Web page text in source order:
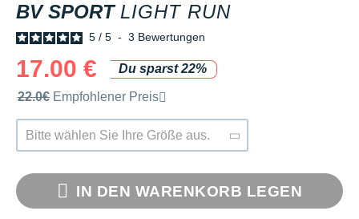
BV SPORT LIGHT RUN
5 / 5 - 3 Bewertungen
17.00 €
Du sparst 22%
Unverbindliche Preisempfehlung der Marke
22.0€ Empfohlener Preis
Bitte wählen Sie Ihre Größe aus.
IN DEN WARENKORB LEGEN